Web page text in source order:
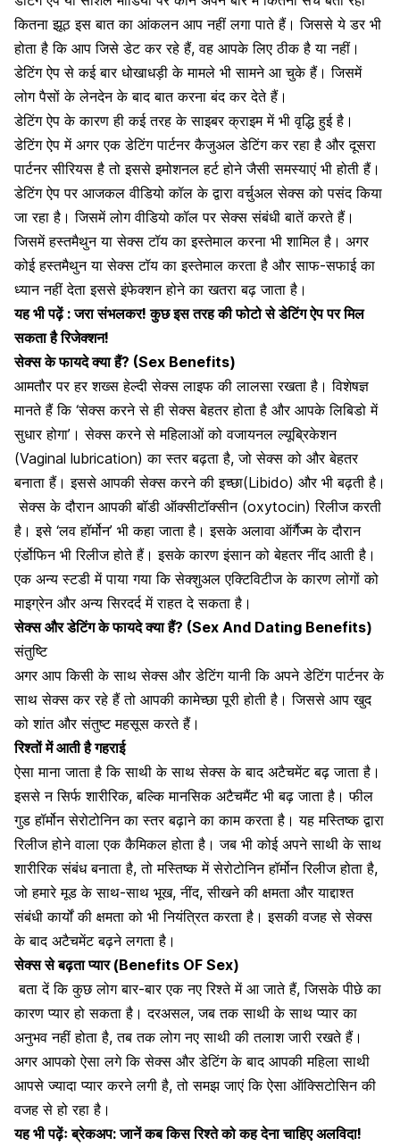
कितना झूठ इस बात का आंकलन आप नहीं लगा पाते हैं। जिससे ये डर भी
होता है कि आप जिसे डेट कर रहे हैं, वह आपके लिए ठीक है या नहीं।
डेटिंग ऐप से कई बार धोखाधड़ी के मामले भी सामने आ चुके हैं। जिसमें
लोग पैसों के लेनदेन के बाद बात करना बंद कर देते हैं।
डेटिंग ऐप के कारण ही कई तरह के साइबर क्राइम में भी वृद्धि हुई है।
डेटिंग ऐप में अगर एक डेटिंग पार्टनर कैजुअल डेटिंग कर रहा है और दूसरा
पार्टनर सीरियस है तो इससे इमोशनल हर्ट होने जैसी समस्याएं भी होती हैं।
डेटिंग ऐप पर आजकल वीडियो कॉल के द्वारा वर्चुअल सेक्स को पसंद किया
जा रहा है। जिसमें लोग वीडियो कॉल पर सेक्स संबंधी बातें करते हैं।
जिसमें हस्तमैथुन या सेक्स टॉय का इस्तेमाल करना भी शामिल है। अगर
कोई हस्तमैथुन या सेक्स टॉय का इस्तेमाल करता है और साफ-सफाई का
ध्यान नहीं देता इससे इंफेक्शन होने का खतरा बढ़ जाता है।
यह भी पढ़ें :जरा संभलकर! कुछ इस तरह की फोटो से डेटिंग ऐप पर मिल
सकता है रिजेक्शन!
सेक्स के फायदे क्या हैं? (Sex Benefits)
आमतौर पर हर शख्स हेल्दीसेक्स लाइफ की लालसा रखता है। विशेषज्ञ
मानते हैं कि ‘सेक्स करने से ही सेक्स बेहतर होता है और आपके लिबिडो में
सुधार होगा’। सेक्स करने से महिलाओं को वजायनल ल्यूब्रिकेशन
(Vaginal lubrication) का स्तर बढ़ता है, जो सेक्स को और बेहतर
बनाता हैं। इससे आपकीसेक्स करने की इच्छा(Libido) और भी बढ़ती है।
सेक्स के दौरान आपकी बॉडी ऑक्सीटॉक्सीन (oxytocin) रिलीज करती
है। इसे ‘लव हॉर्मोन’ भी कहा जाता है। इसके अलावा ऑर्गैज्मके दौरान
एंर्डोफिन भी रिलीज होते हैं। इसके कारण इंसान को बेहतर नींद आती है।
एक अन्य स्टडी में पाया गया कि सेक्शुअल एक्टिविटीज के कारण लोगों को
माइग्रेनऔर अन्यसिरदर्दमें राहत दे सकता है।
सेक्स और डेटिंग के फायदे क्या हैं? (Sex And Dating Benefits)
संतुष्टि
अगर आप किसी के साथ सेक्स और डेटिंग यानी कि अपने डेटिंग पार्टनर के
साथ सेक्स कर रहे हैं तो आपकी कामेच्छा पूरी होती है। जिससे आप खुद
को शांत और संतुष्ट महसूस करते हैं।
रिश्तों में आती है गहराई
ऐसा माना जाता है कि साथी के साथसेक्स के बाद अटैचमेंट बढ़ जाता है।
इससे न सिर्फशारीरिक, बल्किमानसिकअटैचमैंट भी बढ़ जाता है। फील
गुड हॉर्मोन सेरोटोनिन का स्‍तर बढ़ाने का काम करता है। यह मस्तिष्क द्वारा
रिलीज होने वाला एक कैमिकल होता है। जब भी कोई अपने साथी के साथ
शारीरिक संबंध बनाता है, तो मस्तिष्क में सेरोटोनिन हॉर्मोन रिलीज होता है,
जो हमारेमूड के साथ-साथ भूख,नींद, सीखने की क्षमता औरयाद्दाश्त
संबंधी कार्यों की क्षमता को भी नियंत्रित करता है। इसकी वजह से सेक्स
के बाद अटैचमेंट बढ़ने लगता है।
सेक्स से बढ़ता प्यार (Benefits OF Sex)
बता दें कि कुछ लोग बार-बार एक नए रिश्ते में आ जाते हैं, जिसके पीछे का
कारण प्यार हो सकता है। दरअसल, जब तक साथी के साथ प्यार का
अनुभव नहीं होता है, तब तक लोग नए साथी की तलाश जारी रखते हैं।
अगर आपको ऐसा लगे कि सेक्स और डेटिंग के बाद आपकी महिला साथी
आपसे ज्यादा प्यार करने लगी है, तो समझ जाएं कि ऐसा ऑक्सिटोसिन की
वजह से हो रहा है।
यह भी पढ़ेंःब्रेकअप: जानें कब किस रिश्ते को कह देना चाहिए अलविदा!